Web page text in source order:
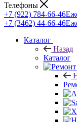
Телефоны
+7 (922) 784-66-46
+7 (3462) 44-66-46
Каталог
Назад
Каталог